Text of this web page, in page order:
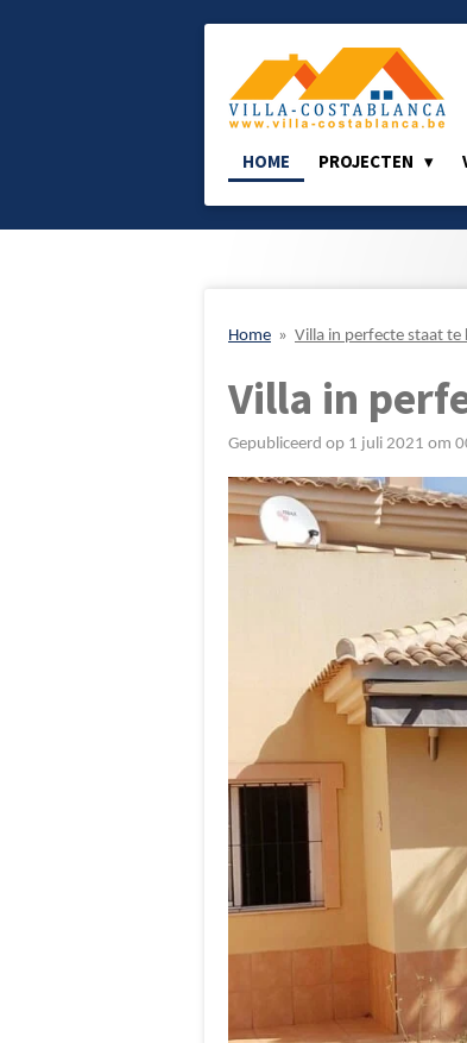
HOME PROJECTEN
Home » Villa in perfecte staat te
Villa in
Gepubliceerd op 1 juli 2021 om